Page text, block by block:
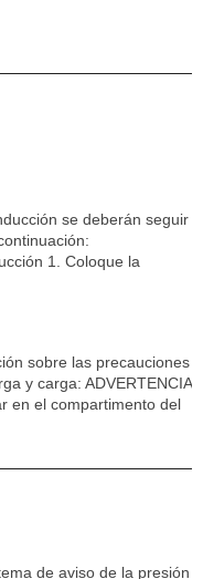
se deberán seguir
1. Coloque la
sobre las precauciones
y carga: ADVERTENCIA
en el compartimento del
de aviso de la presión